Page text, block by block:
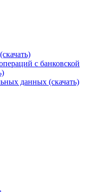
с банковской
данных (скачать)